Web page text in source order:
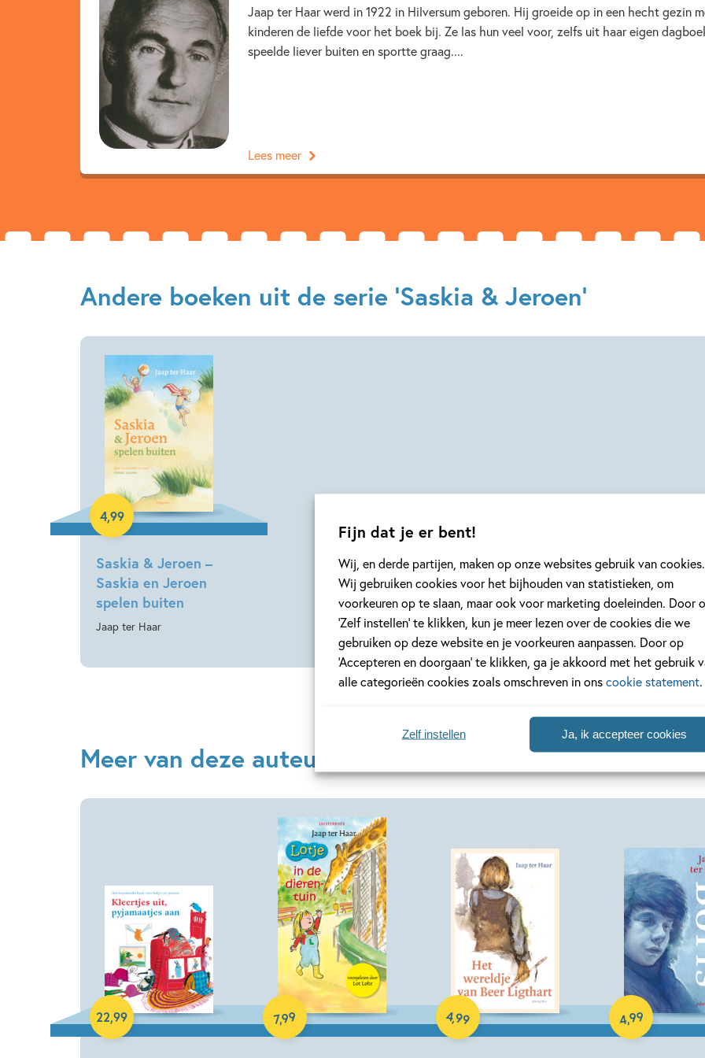
Fijn dat je er bent!
Wij, en derde partijen, maken op onze websites gebruik van cookies.
Wij gebruiken cookies voor het bijhouden van statistieken, om
voorkeuren op te slaan, maar ook voor marketing doeleinden. Door
‘Zelf instellen’ te klikken, kun je meer lezen over de cookies die we
gebruiken op deze website en je voorkeuren aanpassen. Door op
‘Accepteren en doorgaan’ te klikken, ga je akkoord met het gebruik
alle categorieën cookies zoals omschreven in onscookie statement
Ja, ik accepteer cookies
Zelf instellen
Jaap ter Haar werd in 1922 in Hilversum geboren. Hij groeide op in een hecht gezin
kinderen de liefde voor het boek bij. Ze las hun veel voor, zelfs uit haar eigen
speelde liever buiten en sportte graag....
Lees meer
Andere boeken uit de serie 'Saskia & Jeroen'
Saskia & Jeroen –
Saskia en Jeroen
spelen buiten
Jaap ter Haar
4,99
E-book
Meer van deze auteur
22,99
Hardcover
7,99
Luisterboek
4,99
E-book
4,99
E-book